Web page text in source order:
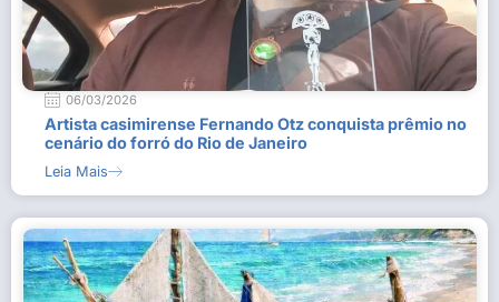
06/03/2026
Artista casimirense Fernando Otz conquista prêmio no
cenário do forró do Rio de Janeiro
Leia Mais